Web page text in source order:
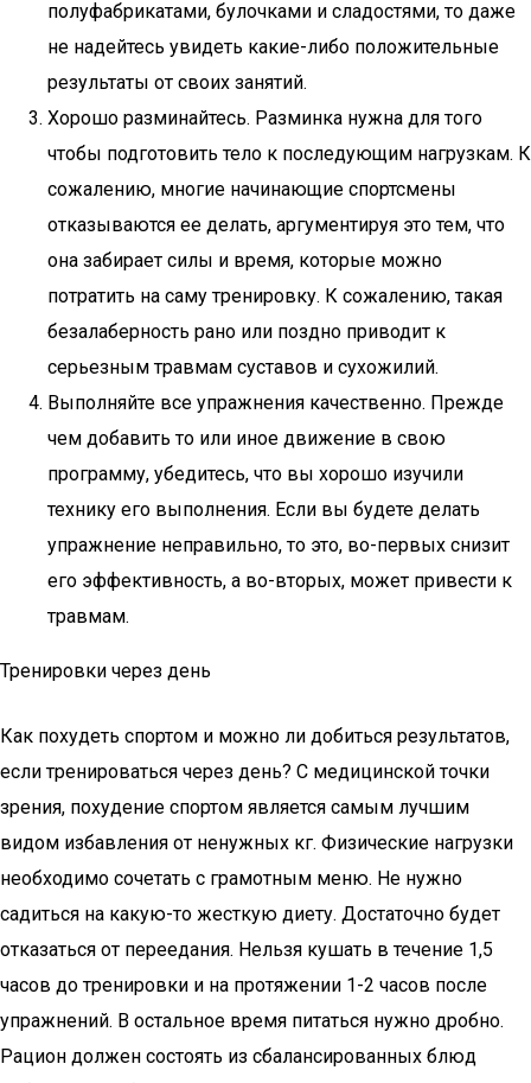
полуфабрикатами, булочками и сладостями, то даже
не надейтесь увидеть какие-либо положительные
результаты от своих занятий.
Хорошо разминайтесь. Разминка нужна для того
чтобы подготовить тело к последующим нагрузкам. К
сожалению, многие начинающие спортсмены
отказываются ее делать, аргументируя это тем, что
она забирает силы и время, которые можно
потратить на саму тренировку. К сожалению, такая
безалаберность рано или поздно приводит к
серьезным травмам суставов и сухожилий.
Выполняйте все упражнения качественно. Прежде
чем добавить то или иное движение в свою
программу, убедитесь, что вы хорошо изучили
технику его выполнения. Если вы будете делать
упражнение неправильно, то это, во-первых снизит
его эффективность, а во-вторых, может привести к
травмам.
Тренировки через день
Как похудеть спортом и можно ли добиться результатов,
если тренироваться через день? С медицинской точки
зрения, похудение спортом является самым лучшим
видом избавления от ненужных кг. Физические нагрузки
необходимо сочетать с грамотным меню. Не нужно
садиться на какую-то жесткую диету. Достаточно будет
отказаться от переедания. Нельзя кушать в течение 1,5
часов до тренировки и на протяжении 1-2 часов после
упражнений. В остальное время питаться нужно дробно.
Рацион должен состоять из сбалансированных блюд